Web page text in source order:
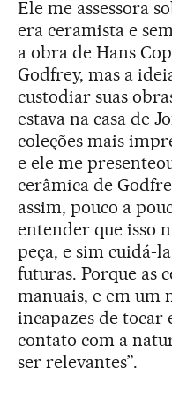
Ele me assessora
era ceramista e
a obra de Hans
Godfrey, mas a
custodiar suas
estava na casa de
coleções mais
e ele me
cerâmica de
assim, pouco a
entender que isso
peça, e sim cuidá-
futuras. Porque as
manuais, e em um
incapazes de tocar
contato com a
ser relevantes”.